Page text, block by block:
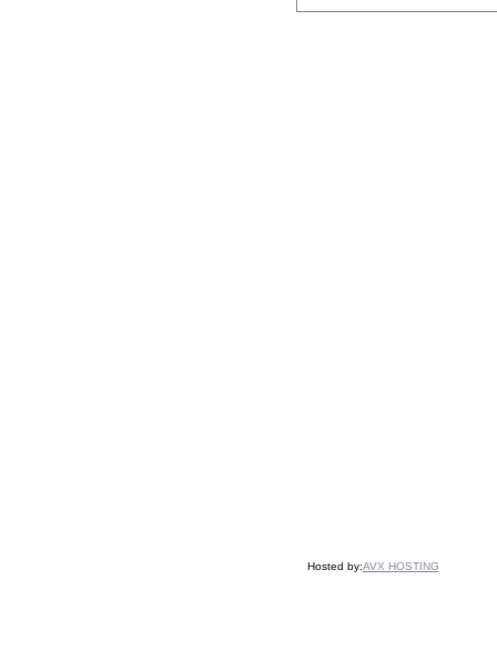
Hosted by:AVX HOSTING